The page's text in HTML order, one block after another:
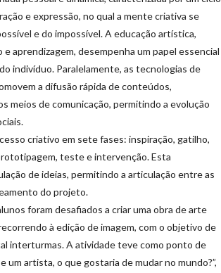
e expressão, no qual a mente criativa se
e do impossível. A educação artística,
aprendizagem, desempenha um papel essencial
indivíduo. Paralelamente, as tecnologias de
a difusão rápida de conteúdos,
meios de comunicação, permitindo a evolução
criativo em sete fases: inspiração, gatilho,
teste e intervenção. Esta
de ideias, permitindo a articulação entre as
do projeto.
foram desafiados a criar uma obra de arte
à edição de imagem, com o objetivo de
interturmas. A atividade teve como ponto de
um artista, o que gostaria de mudar no mundo?”,